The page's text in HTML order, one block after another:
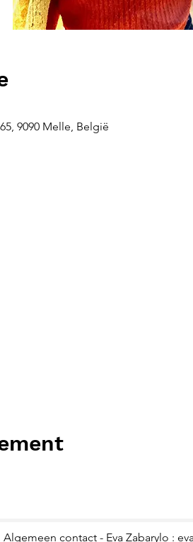
9090 Melle, België
Algemeen contact - Eva Zabarylo :